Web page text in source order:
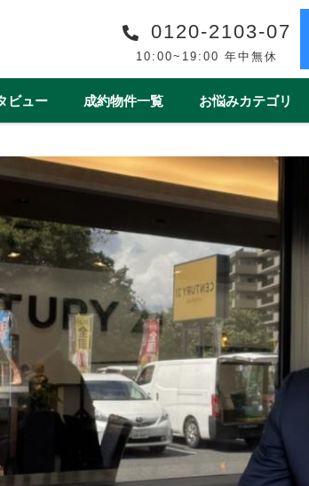
0120-2103-07
10:00~19:00 年中無休
安心の買取保障制度 売却
収益物件売買事例一覧
ンション テラスハウス
春日部市 白岡市 蓮田市
北本市 熊谷市 久喜市 朝霞市
ビュー 成約物件一覧 お悩みカテゴリ
借地・底地 相続 離婚
（ワンイヤーワンコイン） 老後の暮らしを
一覧 スタッフインタビュー一